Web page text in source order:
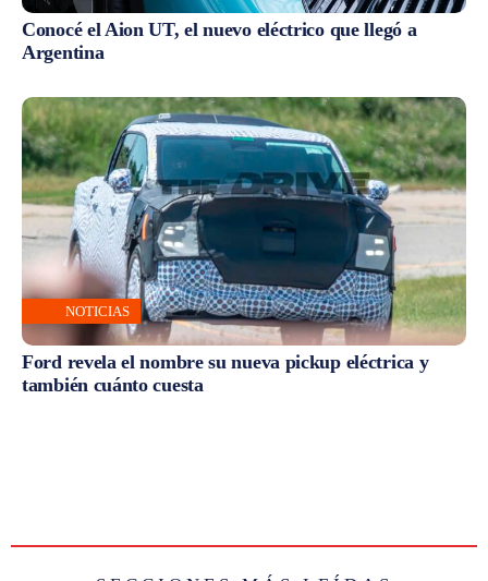
Conocé el Aion UT, el nuevo eléctrico que llegó a
Argentina
NOTICIAS
Ford revela el nombre su nueva pickup eléctrica y
también cuánto cuesta